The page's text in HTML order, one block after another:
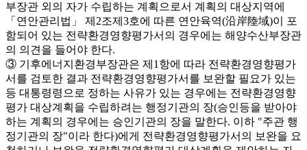
부장관 외의 자가 수립하는 계획으로서 계획의 대상지역에
「연안관리법」 제2조제3호에 따른 연안육역(沿岸陸域)이 포
함되어 있는 전략환경영향평가서의 경우에는 해양수산부장관
의 의견을 들어야 한다.
③ 기후에너지환경부장관은 제1항에 따라 전략환경영향평가
서를 검토한 결과 전략환경영향평가서를 보완할 필요가 있는
등 대통령령으로 정하는 사유가 있는 경우에는 전략환경영향
평가 대상계획을 수립하려는 행정기관의 장(승인등을 받아야
하는 계획의 경우에는 승인기관의 장을 말한다. 이하 "주관 행
정기관의 장"이라 한다)에게 전략환경영향평가서의 보완을 요